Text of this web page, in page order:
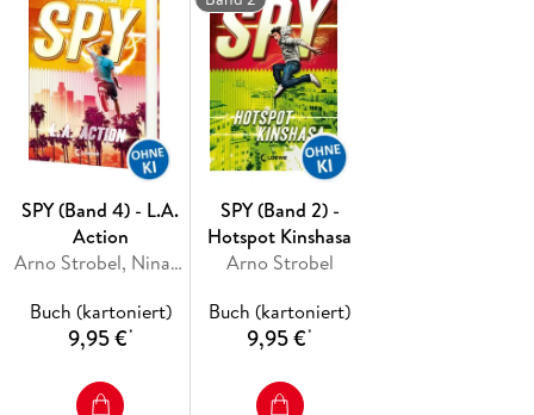
ist das ideale Lesefutter fürJungenund
SPY (Band 4) - L.A.
Action
Arno Strobel, Nina Scheweling
Buch (kartoniert)
9,95 €*
SPY (Band 2) -
Hotspot Kinshasa
Arno Strobel
Buch (kartoniert)
9,95 €*